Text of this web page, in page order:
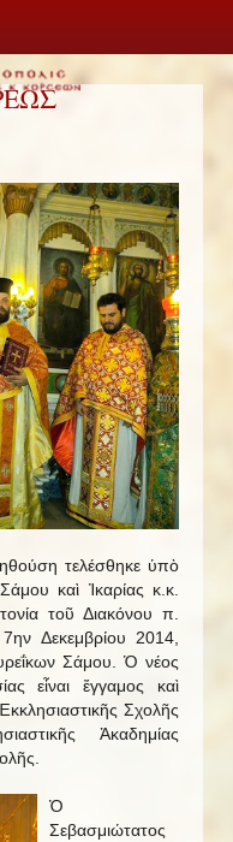
τελέσθηκε ὑπὸ
καὶ Ἰκαρίας κ.κ.
τοῦ Διακόνου π.
Δεκεμβρίου 2014,
Σάμου. Ὁ νέος
εἶναι ἔγγαμος καὶ
Σχολῆς
Ἀκαδημίας
Ὁ
Σεβασμιώτατος